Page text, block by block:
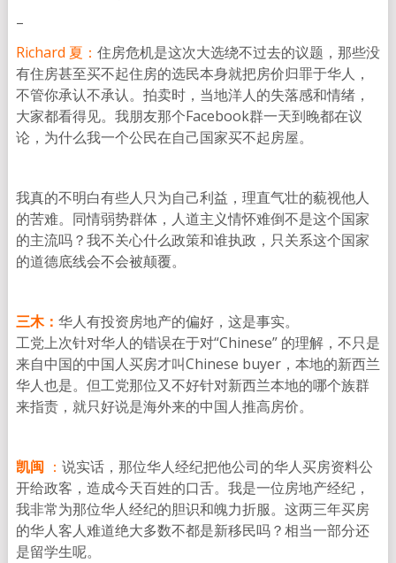
–
Richard 夏： 住房危机是这次大选绕不过去的议题，那些没
有住房甚至买不起住房的选民本身就把房价归罪于华人，
不管你承认不承认。拍卖时，当地洋人的失落感和情绪，
大家都看得见。我朋友那个Facebook群一天到晚都在议
论，为什么我一个公民在自己国家买不起房屋。
我真的不明白有些人只为自己利益，理直气壮的藐视他人
的苦难。同情弱势群体， 人道主义情怀难倒不是这个国家
的主流吗？我不关心什么政策和谁执政， 只关系这个国家
的道德底线会不会被颠覆。
三木： 华人有投资房地产的偏好，这是事实。
工党上次针对华人的错误在于对“Chinese” 的理解，不只是
来自中国的中国人买房才叫Chinese buyer，本地的新西兰
华人也是。但工党那位又不好针对新西兰本地的哪个族群
来指责，就只好说是海外来的中国人推高房价。
凯闽： 说实话，那位华人经纪把他公司的华人买房资料公
开给政客，造成今天百姓的口舌。我是一位房地产经纪，
我非常为那位华人经纪的胆识和魄力折服。这两三年买房
的华人客人难道绝大多数不都是新移民吗？相当一部分还
是留学生呢。